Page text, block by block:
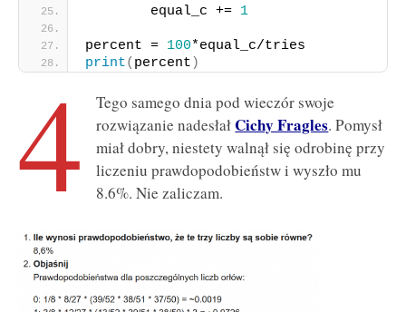
        equal_c +=
1
percent = 100*equal_c/tries
print( percent )
4
Tego samego dnia pod wieczór swoje
rozwiązanie nadesłałCichy Fragles. Pomysł
miał dobry, niestety walnął się odrobinę przy
liczeniu prawdopodobieństw i wyszło mu
8.6%. Nie zaliczam.